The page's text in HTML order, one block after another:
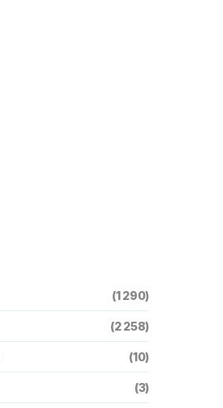
(1 290)
(2 258)
(10)
(3)